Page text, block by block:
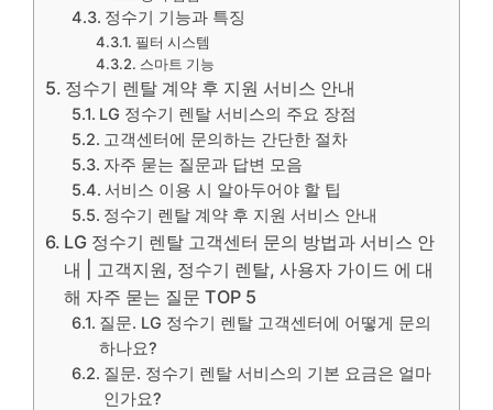
정수기 기능과 특징
필터 시스템
스마트 기능
정수기 렌탈 계약 후 지원 서비스 안내
LG 정수기 렌탈 서비스의 주요 장점
고객센터에 문의하는 간단한 절차
자주 묻는 질문과 답변 모음
서비스 이용 시 알아두어야 할 팁
정수기 렌탈 계약 후 지원 서비스 안내
LG 정수기 렌탈 고객센터 문의 방법과 서비스 안
내 | 고객지원, 정수기 렌탈, 사용자 가이드 에 대
해 자주 묻는 질문 TOP 5
질문. LG 정수기 렌탈 고객센터에 어떻게 문의
하나요?
질문. 정수기 렌탈 서비스의 기본 요금은 얼마
인가요?